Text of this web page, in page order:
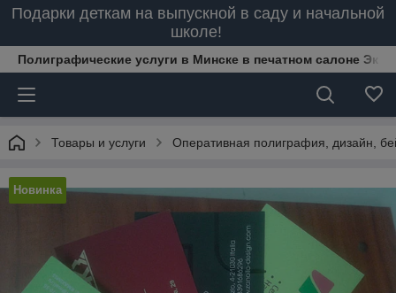
Подарки деткам на выпускной в саду и начальной
школе!
Полиграфические услуги в Минске в печатном салоне
Товары и услуги Оперативная полиграфия, дизайн,
Новинка